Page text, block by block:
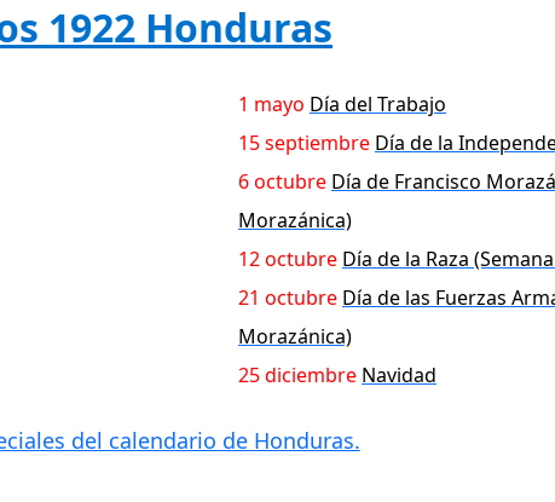
1922 Honduras
1 mayo Día del Trabajo
15 septiembre Día de la
6 octubre Día de Francisco
Morazánica)
12 octubre Día de la Raza
21 octubre Día de las Fuerzas
Morazánica)
25 diciembre Navidad
del calendario de Honduras.